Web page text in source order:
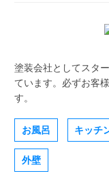
塗装会社としてスタ
ています。必ずお客
す。
お風呂 キッチ
外壁